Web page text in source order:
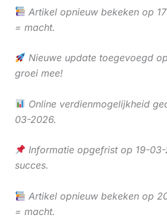
Artikel opnieuw bekeken op
= macht.
Nieuwe update toegevoegd
groei mee!
Online verdienmogelijkheid
03-2026.
Informatie opgefrist op 19-
succes.
Artikel opnieuw bekeken op
= macht.